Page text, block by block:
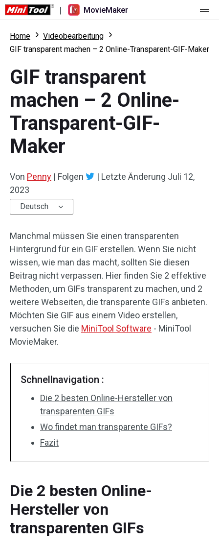
| MovieMaker
Startseite
Preise
Funktionen
Was ist neu
Übersicht
Mehrspurbearbeitung
Geschwindigkeit anpassen/umkehren
Trimmen/Teilen/Zuschneiden
Audioeffekte
Text/Elemente
Videoeffekte
Videofarbe
Drehen/Spiegeln
Ohne Wasserzeichen
Ressourcen
Benutzerhandbuch
Tricks für Videobearbeitung
Video-Tools
Bildschirm-Rekorder
Online-Video-Downloader
Home
Videobearbeitung
GIF transparent machen – 2 Online-Transparent-GIF-Maker
GIF transparent
machen – 2 Online-
Transparent-GIF-
Maker
Von Penny | Folgen | Letzte Änderung Juli 12,
2023
Deutsch
Manchmal müssen Sie einen transparenten
Hintergrund für ein GIF erstellen. Wenn Sie nicht
wissen, wie man das macht, sollten Sie diesen
Beitrag nicht verpassen. Hier finden Sie 2 effektive
Methoden, um GIFs transparent zu machen, und 2
weitere Webseiten, die transparente GIFs anbieten.
Möchten Sie GIF aus einem Video erstellen,
versuchen Sie die MiniTool Software - MiniTool
MovieMaker.
Schnellnavigation :
Die 2 besten Online-Hersteller von
transparenten GIFs
Wo findet man transparente GIFs?
Fazit
Die 2 besten Online-
Hersteller von
transparenten GIFs